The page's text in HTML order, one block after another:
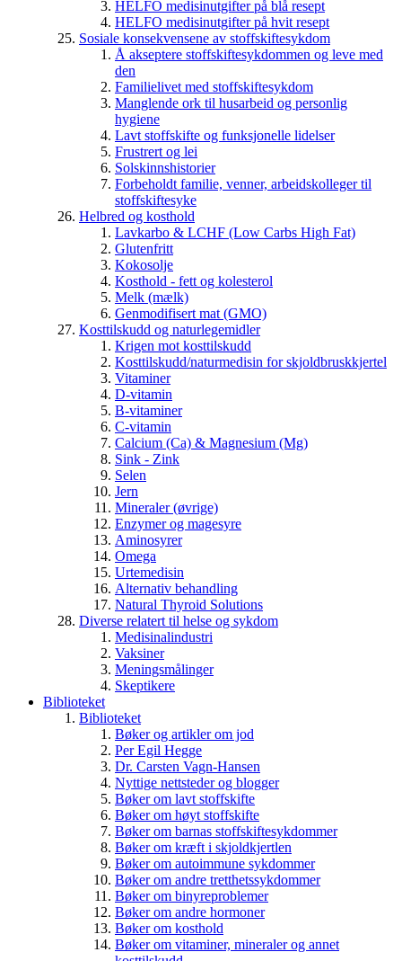
HELFO medisinutgifter på blå resept
HELFO medisinutgifter på hvit resept
Sosiale konsekvensene av stoffskiftesykdom
Å akseptere stoffskiftesykdommen og leve med
den
Familielivet med stoffskiftesykdom
Manglende ork til husarbeid og personlig
hygiene
Lavt stoffskifte og funksjonelle lidelser
Frustrert og lei
Solskinnshistorier
Forbeholdt familie, venner, arbeidskolleger til
stoffskiftesyke
Helbred og kosthold
Lavkarbo & LCHF (Low Carbs High Fat)
Glutenfritt
Kokosolje
Kosthold - fett og kolesterol
Melk (mælk)
Genmodifisert mat (GMO)
Kosttilskudd og naturlegemidler
Krigen mot kosttilskudd
Kosttilskudd/naturmedisin for skjoldbruskkjertel
Vitaminer
D-vitamin
B-vitaminer
C-vitamin
Calcium (Ca) & Magnesium (Mg)
Sink - Zink
Selen
Jern
Mineraler (øvrige)
Enzymer og magesyre
Aminosyrer
Omega
Urtemedisin
Alternativ behandling
Natural Thyroid Solutions
Diverse relatert til helse og sykdom
Medisinalindustri
Vaksiner
Meningsmålinger
Skeptikere
Biblioteket
Biblioteket
Bøker og artikler om jod
Per Egil Hegge
Dr. Carsten Vagn-Hansen
Nyttige nettsteder og blogger
Bøker om lavt stoffskifte
Bøker om høyt stoffskifte
Bøker om barnas stoffskiftesykdommer
Bøker om kræft i skjoldkjertlen
Bøker om autoimmune sykdommer
Bøker om andre tretthetssykdommer
Bøker om binyreproblemer
Bøker om andre hormoner
Bøker om kosthold
Bøker om vitaminer, mineraler og annet